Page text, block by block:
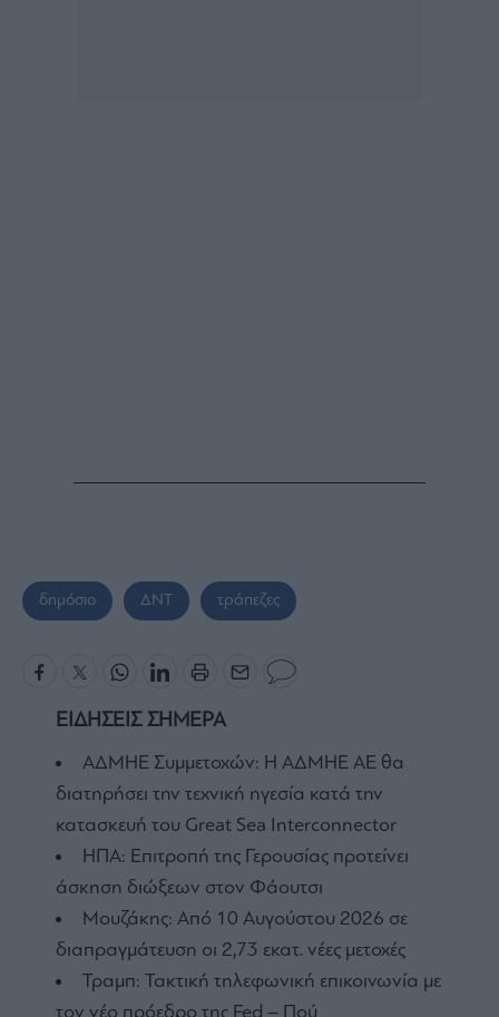
δημόσιο ΔΝΤ τράπεζες
ΕΙΔΗΣΕΙΣ ΣΗΜΕΡΑ
ΑΔΜΗΕ Συμμετοχών: Η ΑΔΜΗΕ ΑΕ θα
διατηρήσει την τεχνική ηγεσία κατά την
κατασκευή του Great Sea Interconnector
ΗΠΑ: Επιτροπή της Γερουσίας προτείνει
άσκηση διώξεων στον Φάουτσι
Μουζάκης: Από 10 Αυγούστου 2026 σε
διαπραγμάτευση οι 2,73 εκατ. νέες μετοχές
Τραμπ: Τακτική τηλεφωνική επικοινωνία με